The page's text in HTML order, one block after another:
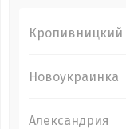
Кропивницкий
Новоукраинка
Александрия